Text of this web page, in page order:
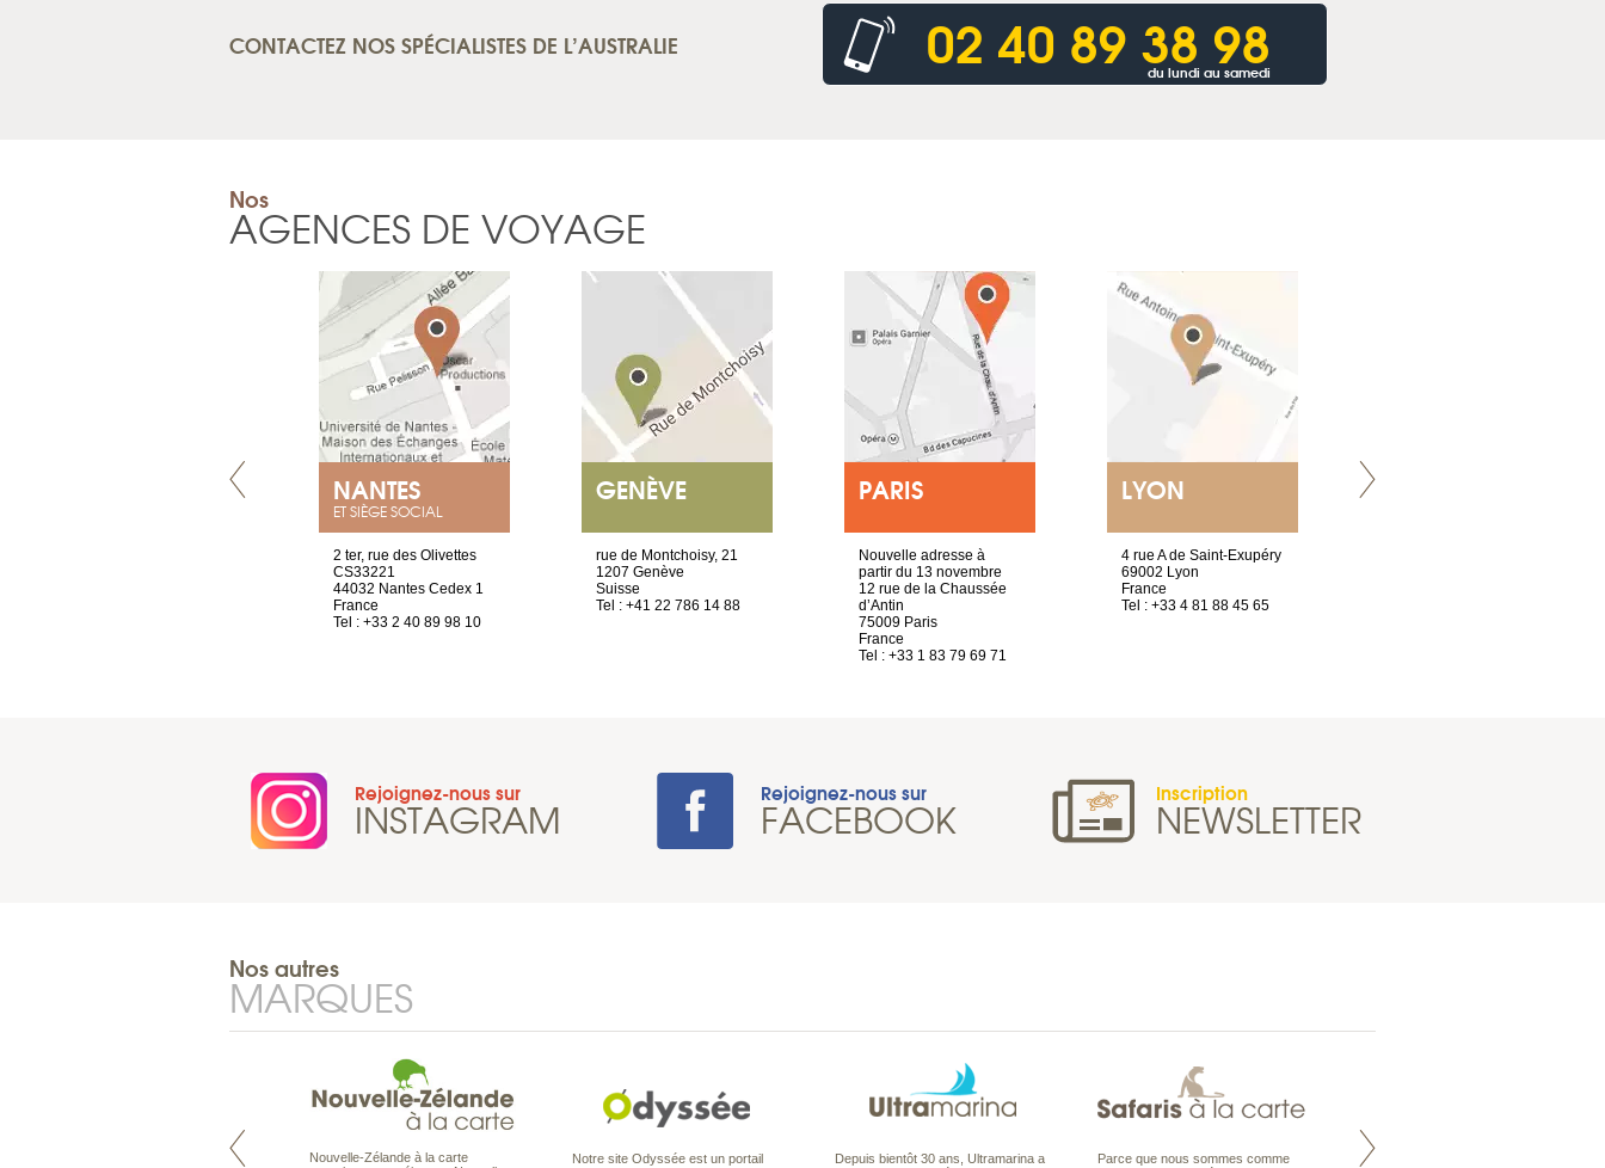
CONTACTEZ NOS SPÉCIALISTES DE L’AUSTRALIE 02 40 89 38 98
du lundi au samedi
Nos
AGENCES DE VOYAGE
NANTES
ET SIÈGE SOCIAL
2 ter, rue des Olivettes
CS33221
44032 Nantes Cedex 1
France
Tel : +33 2 40 89 98 10
GENÈVE
rue de Montchoisy, 21
1207 Genève
Suisse
Tel : +41 22 786 14 88
PARIS
Nouvelle adresse à
partir du 13 novembre
12 rue de la Chaussée
d’Antin
75009 Paris
France
Tel : +33 1 83 79 69 71
LYON
4 rue A de Saint-Exupéry
69002 Lyon
France
Tel : +33 4 81 88 45 65
Rejoignez-nous sur
INSTAGRAM Rejoignez-nous sur
FACEBOOK Inscription
NEWSLETTER
Nos autres
MARQUES
Pacifique à la carte est le spécialiste
Nouvelle-Zélande à la carte
Notre site Odyssée est un portail
Depuis bientôt 30 ans, Ultramarina a
Parce que nous sommes comme
Maldives à la Carte propose tous